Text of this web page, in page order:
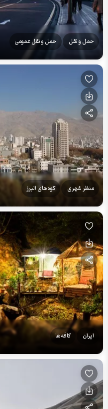
حمل و نقل حمل و نقل عمومی
منظر شهری کوه‌های البرز
ایران کافه‌ها